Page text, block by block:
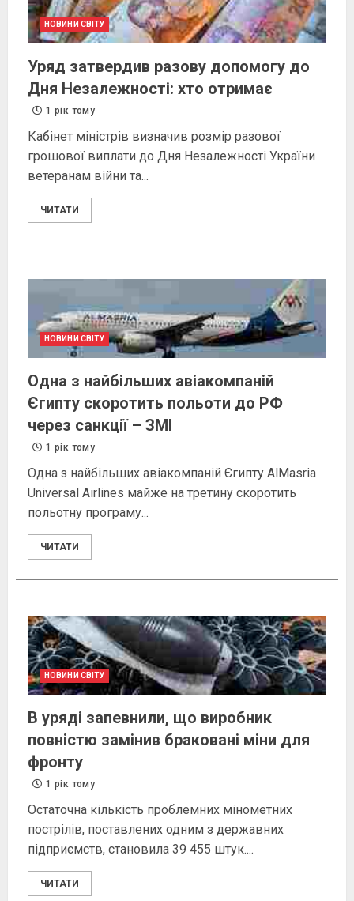
НОВИНИ СВІТУ
Уряд затвердив разову допомогу до
Дня Незалежності: хто отримає
1 рік тому
Кабінет міністрів визначив розмір разової
грошової виплати до Дня Незалежності України
ветеранам війни та...
ЧИТАТИ
НОВИНИ СВІТУ
Одна з найбільших авіакомпаній
Єгипту скоротить польоти до РФ
через санкції – ЗМІ
1 рік тому
Одна з найбільших авіакомпаній Єгипту AlMasria
Universal Airlines майже на третину скоротить
польотну програму...
ЧИТАТИ
НОВИНИ СВІТУ
В уряді запевнили, що виробник
повністю замінив браковані міни для
фронту
1 рік тому
Остаточна кількість проблемних мінометних
пострілів, поставлених одним з державних
підприємств, становила 39 455 штук....
ЧИТАТИ